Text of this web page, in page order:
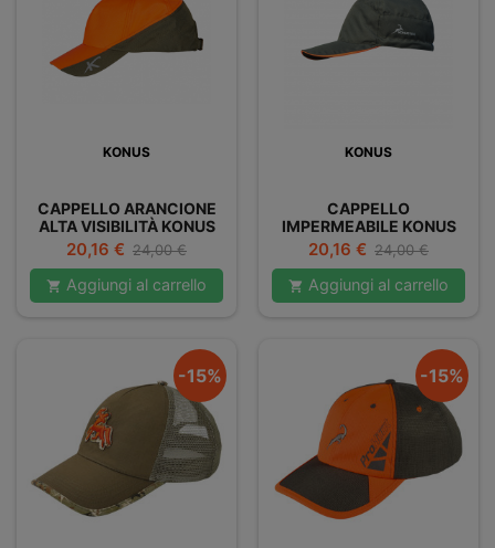
KONUS
CAPPELLO ARANCIONE
ALTA VISIBILITÀ KONUS
HIVI CAP
Prezzo
20,16 € Prezzo
base
24,00 €
 Aggiungi al carrello
KONUS
CAPPELLO
IMPERMEABILE KONUS
SEGNO
Prezzo
20,16 € Prezzo
base
24,00 €
 Aggiungi al carrello
-15% -15%